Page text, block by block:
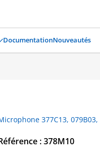
DocumentationNouveautés
377C13,
: 378M10